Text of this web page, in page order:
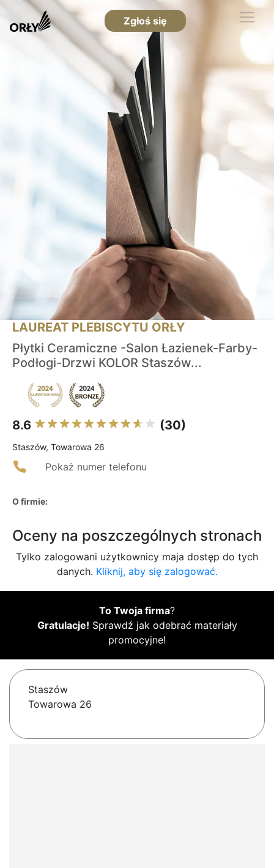
Zgłoś się
LAUREAT PLEBISCYTU ORŁY
Płytki Ceramiczne -Salon Łazienek-Farby-
Podłogi-Drzwi KOLOR Staszów...
8.6 (30)
Staszów, Towarowa 26
Pokaż numer telefonu
O firmie:
Oceny na poszczególnych stronach
Tylko zalogowani użytkownicy maja dostęp do tych
danych. Kliknij, aby się zalogować.
To Twoja firma?
Gratulacje! Sprawdź jak odebrać materiały
promocyjne!
Staszów
Towarowa 26